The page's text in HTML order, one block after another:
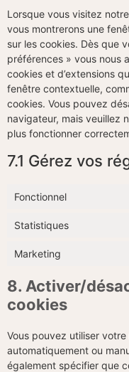
Lorsque vous visitez
vous montrerons une
sur les cookies. Dès que
préférences » vous nous
cookies et d’extensions
fenêtre contextuelle,
cookies. Vous pouvez
navigateur, mais veuillez
plus fonctionner
7.1 Gérez vos
Fonctionnel
Statistiques
Marketing
8. Activer/
cookies
Vous pouvez utiliser
automatiquement ou
également spécifier que